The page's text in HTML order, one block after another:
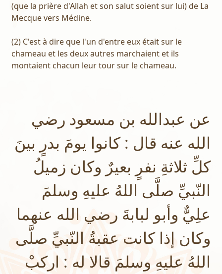
(que la prière d'Allah et son salut soient sur lui) de La
Mecque vers Médine.
(2) C'est à dire que l'un d'entre eux était sur le
chameau et les deux autres marchaient et ils
montaient chacun leur tour sur le chameau.
عن عبدالله بن مسعود رضي
الله عنه قال : كانوا يومَ بدرٍ بينَ
كلِّ ثلاثةِ نفرٍ بعيرٌ وكان زميلُ
النّبيِّ صلَّى اللهُ عليهِ وسلمَ
علِيٌّ وأبو لبابةَ رضي الله عنهما
وكان إذا كانت عقبةُ النّبيِّ صلَّى
اللهُ عليهِ وسلمَ قالا له : اركبْ